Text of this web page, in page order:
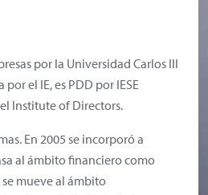
por la Universidad Carlos III
el IE, es PDD por IESE
Institute of Directors.
En 2005 se incorporó a
al ámbito financiero como
mueve al ámbito